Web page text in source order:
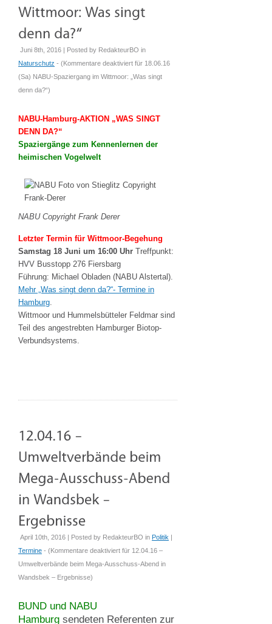
Juni 8th, 2016 | Posted by RedakteurBO in
Naturschutz - (Kommentare deaktiviert für 18.06.16
(Sa) NABU-Spaziergang im Wittmoor: „Was singt
denn da?“)
NABU-Hamburg-AKTION „WAS SINGT
DENN DA?“
Spaziergänge zum Kennenlernen der
heimischen Vogelwelt
NABU Copyright Frank Derer
Letzter Termin für Wittmoor-Begehung
Samstag 18 Juni um 16:00 Uhr Treffpunkt:
HVV Busstopp 276 Fiersbarg
Führung: Michael Obladen (NABU Alstertal).
Mehr „Was singt denn da?“- Termine in
Hamburg.
Wittmoor und Hummelsbütteler Feldmar sind
Teil des angestrebten Hamburger Biotop-
Verbundsystems.
April 10th, 2016 | Posted by RedakteurBO in Politik
Termine - (Kommentare deaktiviert für 12.04.16 –
Umweltverbände beim Mega-Ausschuss-Abend in
Wandsbek – Ergebnisse)
BUND und NABU
Hamburg sendeten Referenten zur